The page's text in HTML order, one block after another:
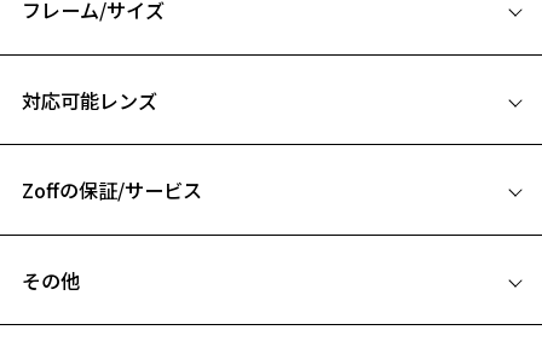
※柄や色味の出方に個体差があり、画像と異なる場合がございます。
フレーム/サイズ
B ブリッジ(鼻部分)の横幅：18mm
対応可能レンズ
フレームとレンズの合計料金を知りたい方へ
Zoffの保証/サービス
その他